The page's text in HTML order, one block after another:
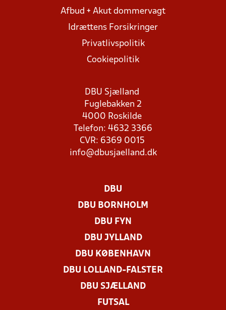
Afbud + Akut dommervagt
Idrættens Forsikringer
Privatlivspolitik
Cookiepolitik
DBU Sjælland
Fuglebakken 2
4000 Roskilde
Telefon: 4632 3366
CVR: 6369 0015
info@dbusjaelland.dk
DBU
DBU BORNHOLM
DBU FYN
DBU JYLLAND
DBU KØBENHAVN
DBU LOLLAND-FALSTER
DBU SJÆLLAND
FUTSAL